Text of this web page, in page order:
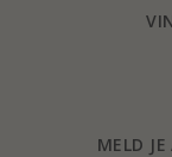
MELD